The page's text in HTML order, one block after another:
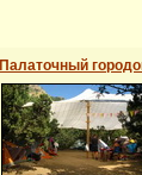
Палаточный